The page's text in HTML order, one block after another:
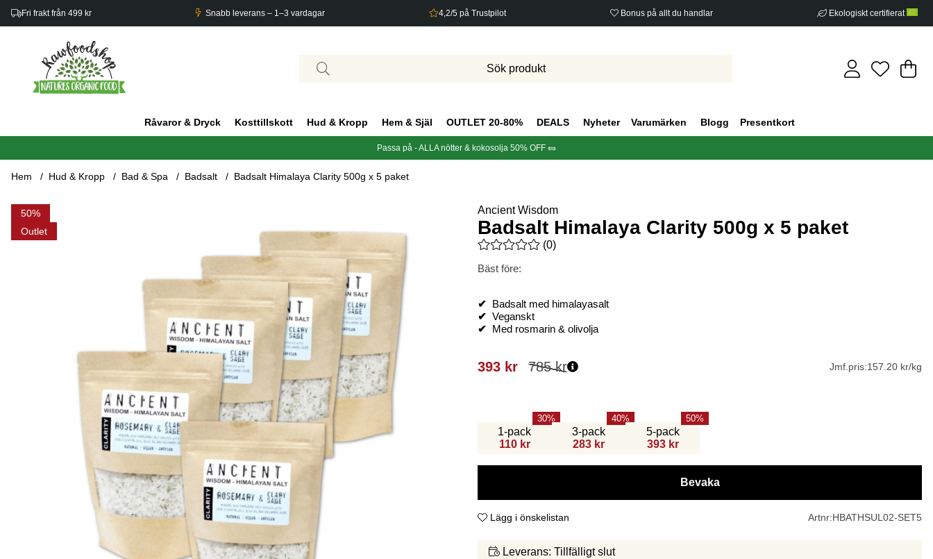
Fri frakt från 499 kr Snabb leverans – 1–3 vardagar 4,2/5 på Trustpilot Bonus på allt du handlar Ekologiskt certifierat
.
Råvaror & Dryck Kosttillskott Hud & Kropp Hem & Själ OUTLET 20-80% DEALS Nyheter Varumärken Blogg Presentkort
Passa på - ALLA nötter & kokosolja 50% OFF 🥜
Hem Hud & Kropp Bad & Spa Badsalt Badsalt Himalaya Clarity 500g x 5 paket
50
Outlet
Produktbilder Badsalt Himalaya Clarity 500g x 5 paket Ancient Wisdom
Badsalt Himalaya Clarity 500g x 5 paket
Medelbetyg 0 av 5 Antal betyg 0
(0)
Bäst före:
✔
Badsalt med himalayasalt
✔ Veganskt
✔
Med rosmarin & olivolja
785kr
393 kr Jmf.pris:157.20 kr/kg
1-pack
110 kr
30
3-pack
283 kr
40
5-pack
393 kr
50
Bevaka
Lägg i önskelistan Artnr:HBATHSUL02-SET5
Leverans: Tillfälligt slut